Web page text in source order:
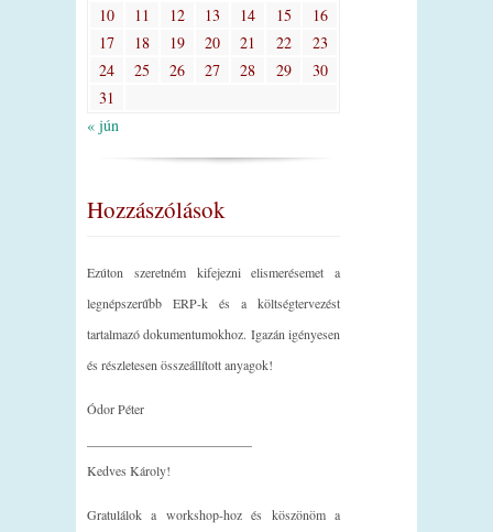
10
11 12 13 14 15
16
17
18 19 20 21 22
23
24
25 26 27 28 29
30
31
« jún
Hozzászólások
Ezúton szeretném kifejezni elismerésemet a
legnépszerűbb ERP-k és a költségtervezést
tartalmazó dokumentumokhoz. Igazán igényesen
és részletesen összeállított anyagok!
Ódor Péter
Kedves Károly!
Gratulálok a workshop-hoz és köszönöm a